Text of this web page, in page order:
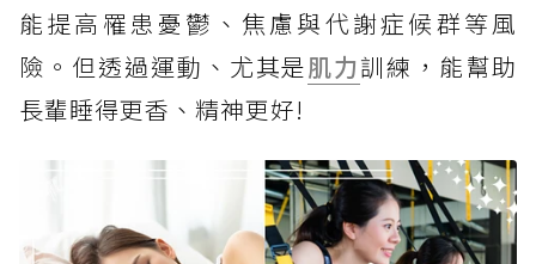
能提高罹患憂鬱、焦慮與代謝症候群等風
險。但透過運動、尤其是肌力訓練，能幫助
長輩睡得更香、精神更好!